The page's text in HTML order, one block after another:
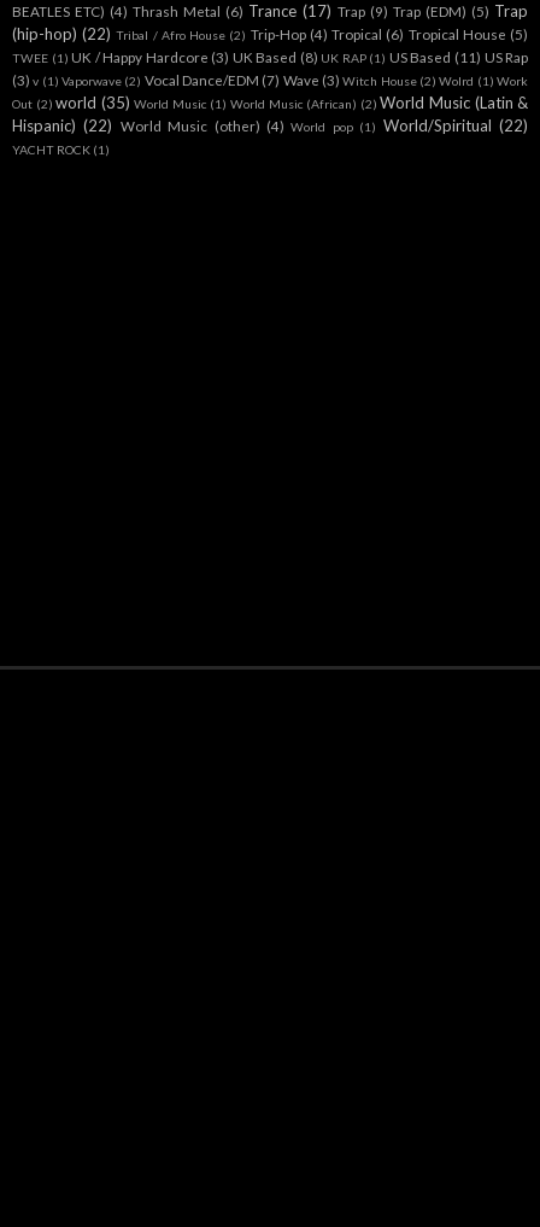
BEATLES ETC) (4) Thrash Metal (6) Trance (17) Trap (9) Trap (EDM) (5) Trap
(hip-hop) (22) Tribal / Afro House (2) Trip-Hop (4) Tropical (6) Tropical House (5)
TWEE (1) UK / Happy Hardcore (3) UK Based (8) UK RAP (1) US Based (11) US Rap
(3) v (1) Vaporwave (2) Vocal Dance/EDM (7) Wave (3) Witch House (2) Wolrd (1) Work
Out (2) world (35) World Music (1) World Music (African) (2) World Music (Latin &
Hispanic) (22) World Music (other) (4) World pop (1) World/Spiritual (22)
YACHT ROCK (1)